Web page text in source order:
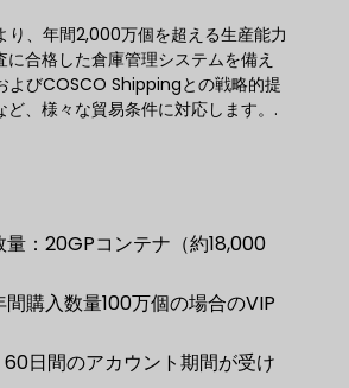
り、年間2,000万個を超える生産能力
に合格した倉庫管理システムを備え
よびCOSCO Shippingとの戦略的提
、様々な貿易条件に対応します。.
：20GPコンテナ（約18,000
購入数量100万個の場合のVIP
60日間のアカウント期間が受け